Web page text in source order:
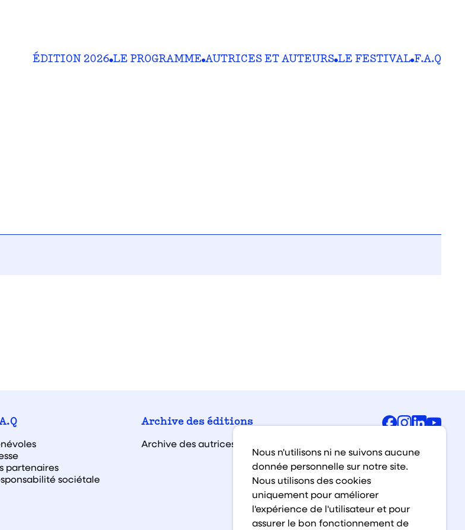
ÉDITION 2026 LE PROGRAMME AUTRICES ET AUTEURS LE FESTIVAL F.A.Q
partenaires
sociétale
Archive des éditions
Archive des autrices et auteurs
Facebook
Nous n'utilisons ni ne suivons aucune
donnée personnelle sur notre site.
Nous utilisons des cookies
uniquement pour améliorer
l'expérience de l'utilisateur et pour
assurer le bon fonctionnement de